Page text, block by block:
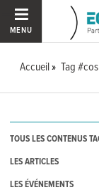
MENU
Accueil Tag
TOUS LES CONTENUS
LES ARTICLES
LES ÉVÉNEMENTS